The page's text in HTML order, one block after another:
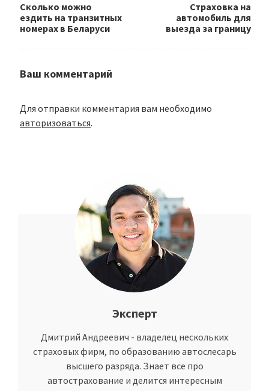
Сколько можно
ездить на транзитных
номерах в Беларуси
Страховка на
автомобиль для
выезда за границу
Ваш комментарий
Для отправки комментария вам необходимо
авторизоваться.
Эксперт
Дмитрий Андреевич - владелец нескольких
страховых фирм, по образованию автослесарь
высшего разряда. Знает все про
автострахование и делится интересным